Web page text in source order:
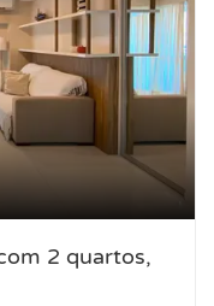
2 quartos,